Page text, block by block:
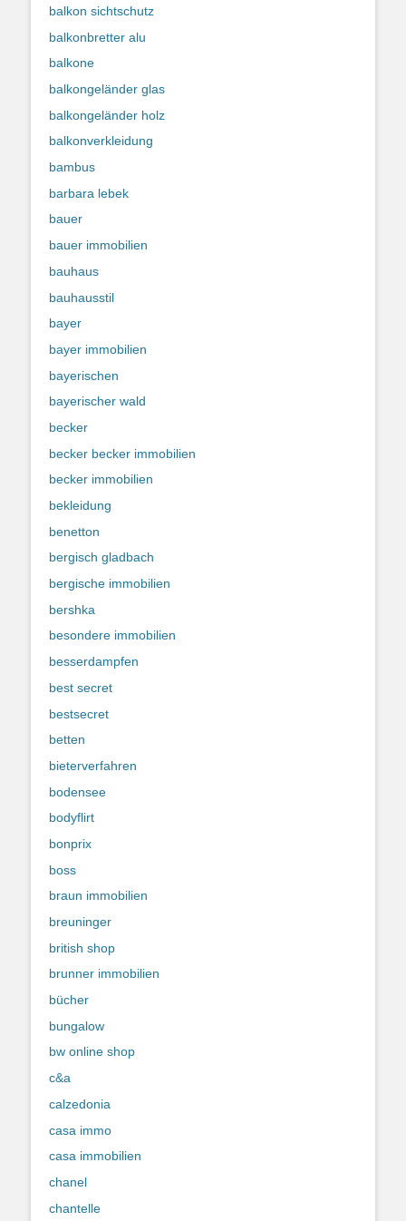
balkon sichtschutz
balkonbretter alu
balkone
balkongeländer glas
balkongeländer holz
balkonverkleidung
bambus
barbara lebek
bauer
bauer immobilien
bauhaus
bauhausstil
bayer
bayer immobilien
bayerischen
bayerischer wald
becker
becker becker immobilien
becker immobilien
bekleidung
benetton
bergisch gladbach
bergische immobilien
bershka
besondere immobilien
besserdampfen
best secret
bestsecret
betten
bieterverfahren
bodensee
bodyflirt
bonprix
boss
braun immobilien
breuninger
british shop
brunner immobilien
bücher
bungalow
bw online shop
c&a
calzedonia
casa immo
casa immobilien
chanel
chantelle